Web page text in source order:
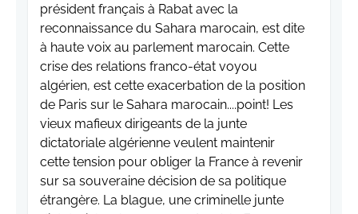
président français à Rabat avec la
reconnaissance du Sahara marocain, est dite
à haute voix au parlement marocain. Cette
crise des relations franco-état voyou
algérien, est cette exacerbation de la position
de Paris sur le Sahara marocain....point! Les
vieux mafieux dirigeants de la junte
dictatoriale algérienne veulent maintenir
cette tension pour obliger la France à revenir
sur sa souveraine décision de sa politique
étrangère. La blague, une criminelle junte